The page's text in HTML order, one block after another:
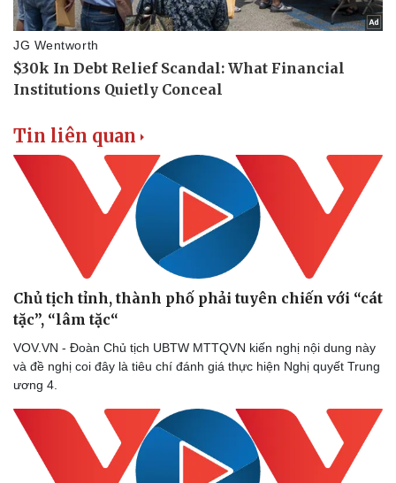
Doanh nghiệp
Doanh nghiệp 24h
Doanh nhân
Vì cộng đồng
Công nghệ
Chuyển đổi số
Tin liên quan
Chủ tịch tỉnh, thành phố phải tuyên chiến với “cát
tặc”, “lâm tặc“
VOV.VN - Đoàn Chủ tịch UBTW MTTQVN kiến nghị nội dung này
và đề nghị coi đây là tiêu chí đánh giá thực hiện Nghị quyết Trung
ương 4.